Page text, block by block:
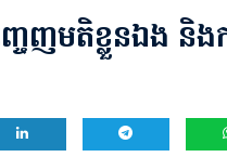
េញមតិខ្លួនឯង និ